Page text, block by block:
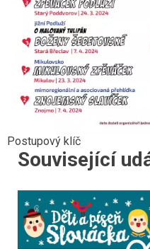
Postupový klíč
Související